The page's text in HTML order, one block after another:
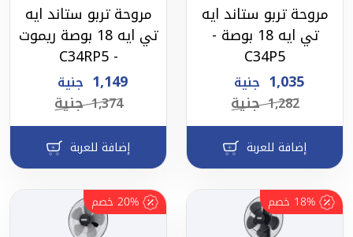
مروحة تربو ستاند ايه
تي ايه 18 بوصة -
C34P5
1,035 جنية
1,282 جنية
إضافة للعربة
مروحة تربو ستاند ايه
تي ايه 18 بوصة ريموت
- C34RP5
1,149 جنية
1,374 جنية
إضافة للعربة
18% خصم 20% خصم